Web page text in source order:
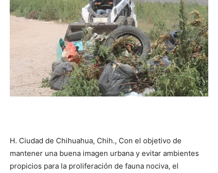
H. Ciudad de Chihuahua, Chih., Con el objetivo de
mantener una buena imagen urbana y evitar ambientes
propicios para la proliferación de fauna nociva, el